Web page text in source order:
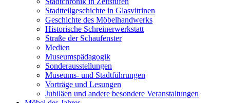
Stadtteilgeschichte in Glasvitrinen
Geschichte des Möbelhandwerks
Historische Schreinerwerkstatt
Straße der Schaufenster
Medien
Museumspädagogik
Sonderausstellungen
Museums- und Stadtführungen
Vorträge und Lesungen
Jubiläen und andere besondere Veranstaltungen